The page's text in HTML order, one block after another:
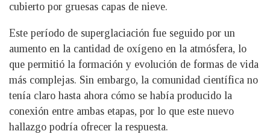
cubierto por gruesas capas de nieve.
Este período de superglaciación fue seguido por un
aumento en la cantidad de oxígeno en la atmósfera, lo
que permitió la formación y evolución de formas de vida
más complejas. Sin embargo, la comunidad científica no
tenía claro hasta ahora cómo se había producido la
conexión entre ambas etapas, por lo que este nuevo
hallazgo podría ofrecer la respuesta.